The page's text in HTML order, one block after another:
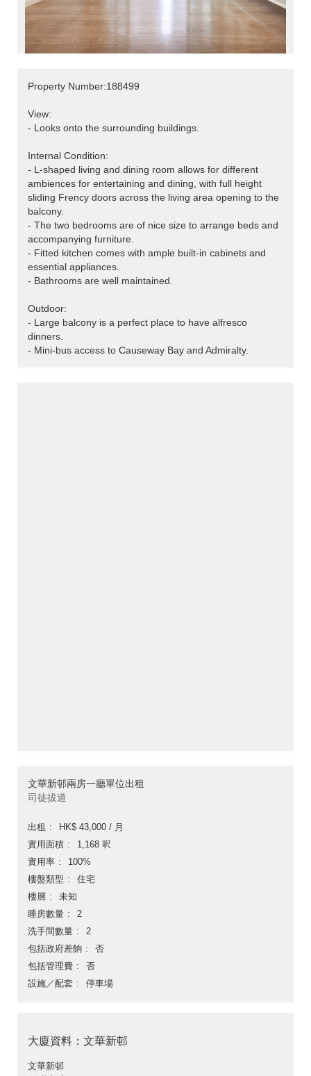
Property Number:188499
View:
- Looks onto the surrounding buildings.
Internal Condition:
- L-shaped living and dining room allows for different
ambiences for entertaining and dining, with full height
sliding Frency doors across the living area opening to the
balcony.
- The two bedrooms are of nice size to arrange beds and
accompanying furniture.
- Fitted kitchen comes with ample built-in cabinets and
essential appliances.
- Bathrooms are well maintained.
Outdoor:
- Large balcony is a perfect place to have alfresco
dinners.
- Mini-bus access to Causeway Bay and Admiralty.
文華新邨兩房一廳單位出租
司徒拔道
出租
HK$ 43,000 / 月
實用面積
1,168 呎
實用率
100%
樓盤類型
住宅
樓層
未知
睡房數量
2
洗手間數量
2
包括政府差餉
否
包括管理費
否
設施／配套
停車場
大廈資料：文華新邨
文華新邨